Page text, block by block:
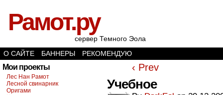
Рамот.ру
сервер Темного Эола
О САЙТЕ
БАННЕРЫ РЕКОМЕНДУЮ
Мои проекты
Лес Нан Рамот
Лесной свинарник
Оригами
‹ Prev
Учебное